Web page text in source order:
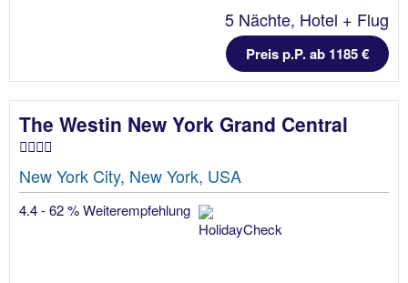
5 Nächte, Hotel + Flug
Preis p.P. ab 1185 €
The Westin New York Grand Central
New York City, New York, USA
4.4 - 62 % Weiterempfehlung